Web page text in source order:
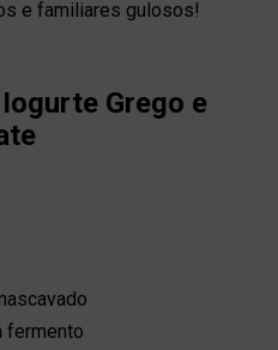
e familiares gulosos!
Grego e
fermento